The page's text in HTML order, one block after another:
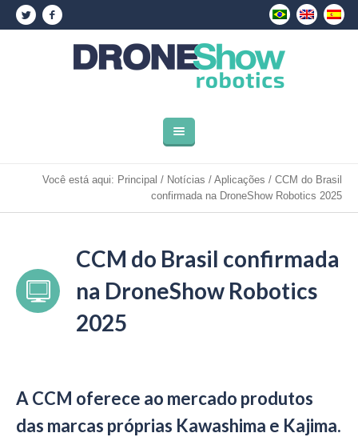
Você está aqui: Principal / Notícias / Aplicações / CCM do Brasil
confirmada na DroneShow Robotics 2025
CCM do Brasil confirmada
na DroneShow Robotics
2025
A CCM oferece ao mercado produtos
das marcas próprias Kawashima e Kajima.